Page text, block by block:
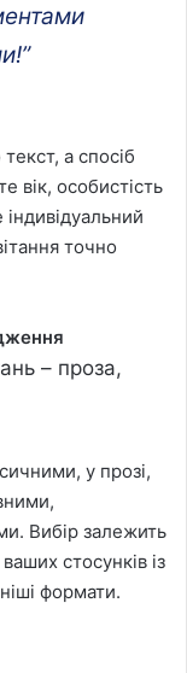
а спосіб
вік, особистість
точно
– проза,
у прозі,
Вибір залежить
стосунків із
формати.